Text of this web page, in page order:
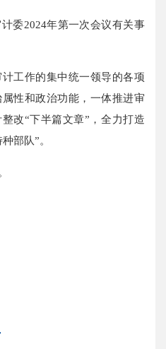
2024年第一次会议有关事
作的集中统一领导的各项
性和政治功能，一体推进审
改“下半篇文章”，全力打造
部队”。